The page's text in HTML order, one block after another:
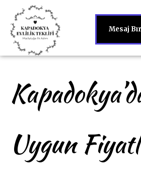
Mesaj
Uygun